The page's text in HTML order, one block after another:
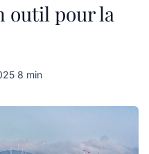
outil pour la
·8 min